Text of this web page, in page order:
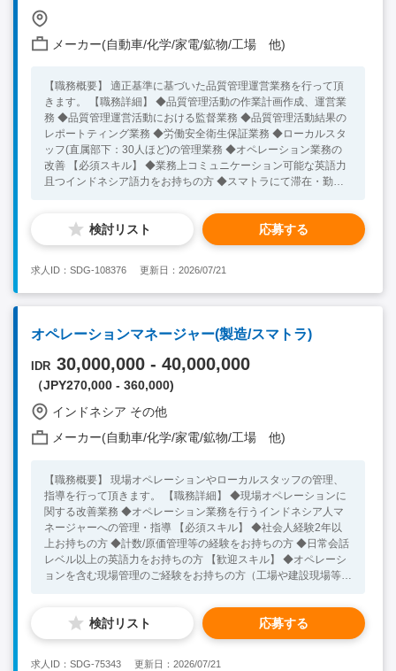
メーカー(自動車/化学/家電/鉱物/工場 他)
【職務概要】 適正基準に基づいた品質管理運営業務を行って頂
きます。 【職務詳細】 ◆品質管理活動の作業計画作成、運営業
務 ◆品質管理運営活動における監督業務 ◆品質管理活動結果の
レポートティング業務 ◆労働安全衛生保証業務 ◆ローカルスタ
ッフ(直属部下：30人ほど)の管理業務 ◆オペレーション業務の
改善 【必須スキル】 ◆業務上コミュニケーション可能な英語力
且つインドネシア語力をお持ちの方 ◆スマトラにて滞在・勤務
ちの方 ◆労働安全衛生基準の知見をお持ちの方 ◆品質管理の知
見をお持ちの方検討リスト 応募する
求人ID：SDG-108376 更新日：2026/07/21
オペレーションマネージャー(製造/スマトラ)
IDR 30,000,000 - 40,000,000
（JPY270,000 - 360,000)
インドネシア その他
メーカー(自動車/化学/家電/鉱物/工場 他)
【職務概要】 現場オペレーションやローカルスタッフの管理、
指導を行って頂きます。 【職務詳細】 ◆現場オペレーションに
関する改善業務 ◆オペレーション業務を行うインドネシア人マ
ネージャーへの管理・指導 【必須スキル】 ◆社会人経験2年以
上お持ちの方 ◆計数/原価管理等の経験をお持ちの方 ◆日常会話
レベル以上の英語力をお持ちの方 【歓迎スキル】 ◆オペレーシ
ョンを含む現場管理のご経験をお持ちの方（工場や建設現場等）
ョンが可能なインドネシア語力をお持ちの方
検討リスト 応募する
求人ID：SDG-75343 更新日：2026/07/21